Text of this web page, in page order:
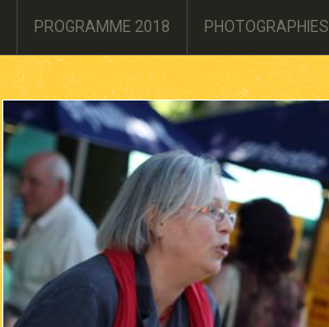
PROGRAMME 2018 PHOTOGRAPHIES